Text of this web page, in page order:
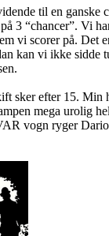
til en ganske
3 “chancer”. Vi
vi scorer på. Det
kan vi ikke sidde
sker efter 15. Min
mega urolig
vogn ryger